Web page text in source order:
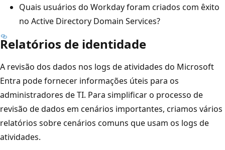
Quais usuários do Workday foram criados com êxito
no Active Directory Domain Services?
Relatórios de identidade
A revisão dos dados nos logs de atividades do Microsoft
Entra pode fornecer informações úteis para os
administradores de TI. Para simplificar o processo de
revisão de dados em cenários importantes, criamos vários
relatórios sobre cenários comuns que usam os logs de
atividades.